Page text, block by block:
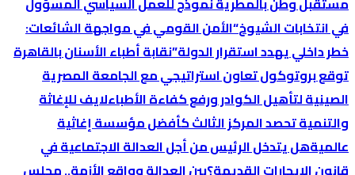
في انتخابات الشيوخ“الأمن القومي في مواجهة الشائعات:
خطر داخلي يهدد استقرار الدولة”نقابة أطباء الأسنان بالقاهرة
توقع بروتوكول تعاون استراتيجي مع الجامعة المصرية
الصينية لتأهيل الكوادر ورفع كفاءة الأطباءلايف للإغاثة
والتنمية تحصد المركز الثالث كأفضل مؤسسة إغاثية
عالميةهل يتدخل الرئيس من أجل العدالة الاجتماعية في
قانون الإيجارات القديمة؟بين العدالة وواقع الأزمة.. مجلس